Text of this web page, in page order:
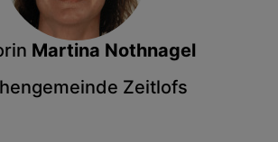
Martina Nothnagel
Zeitlofs